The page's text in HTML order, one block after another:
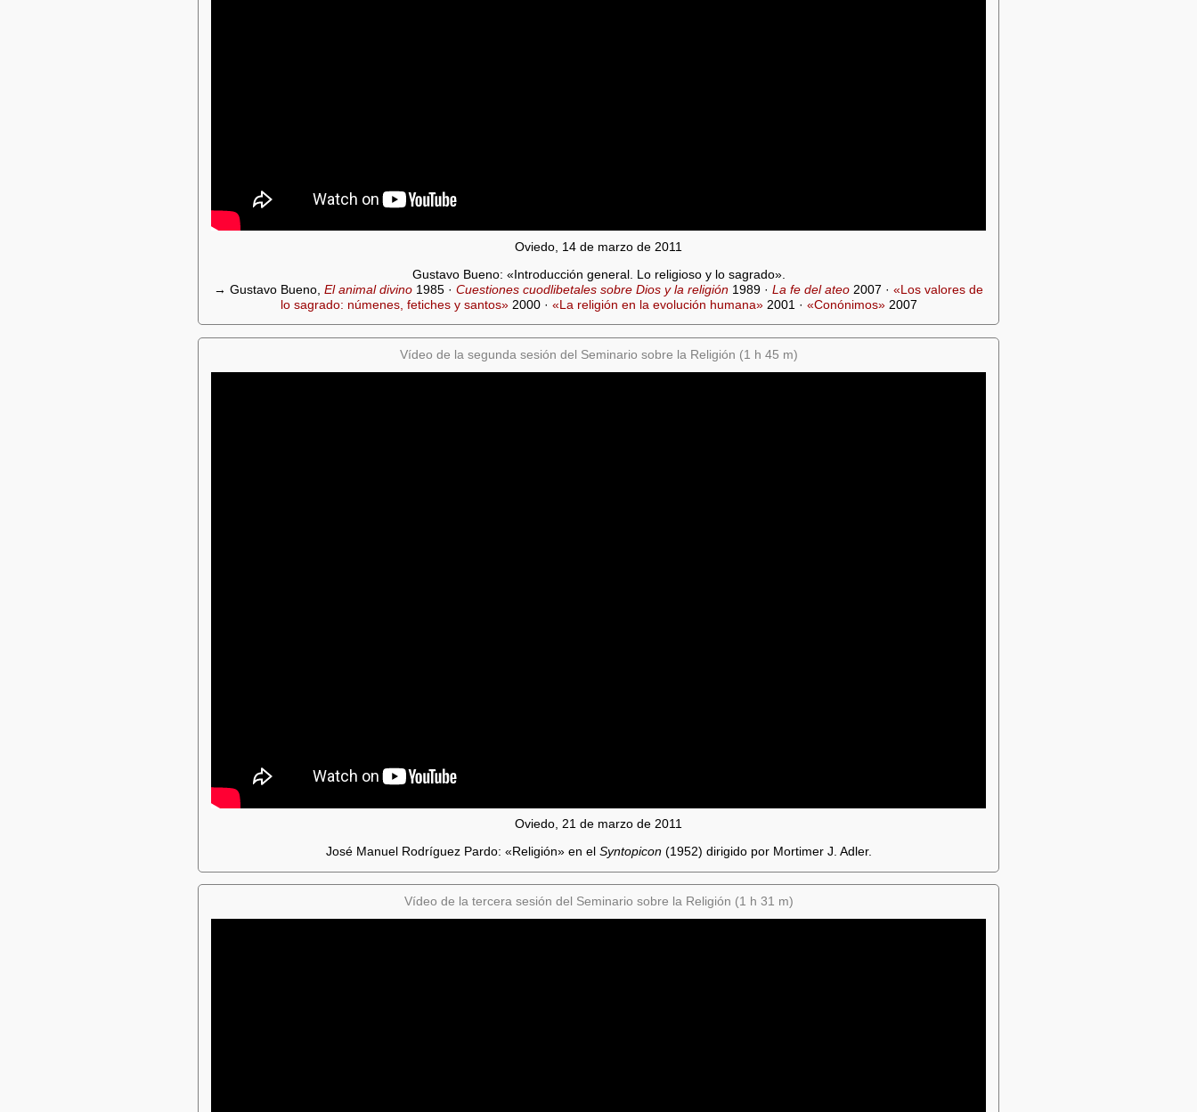
Oviedo, 14 de marzo de 2011
Gustavo Bueno: «Introducción general. Lo religioso y lo sagrado».
→ Gustavo Bueno, El animal divino 1985 · Cuestiones cuodlibetales sobre Dios y la religión 1989 · La fe del ateo 2007 · «Los valores de
lo sagrado: númenes, fetiches y santos»2000 · «La religión en la evolución humana»2001 · «Conónimos»2007
Vídeo de la segunda sesión del Seminario sobre la Religión (1 h 45 m)
Oviedo, 21 de marzo de 2011
José Manuel Rodríguez Pardo: «Religión» en el Syntopicon(1952) dirigido por Mortimer J. Adler.
Vídeo de la tercera sesión del Seminario sobre la Religión (1 h 31 m)